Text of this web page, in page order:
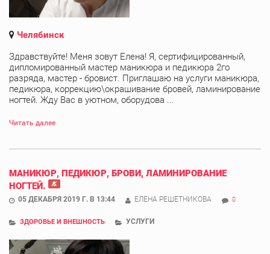
Челябинск
Здравствуйте! Меня зовут Елена! Я, сертифицированный,
дипломированный мастер маникюра и педикюра 2го
разряда, мастер - бровист. Приглашаю на услуги маникюра,
педикюра, коррекцию\окрашивание бровей, ламинирование
ногтей. Жду Вас в уютном, оборудова ...
Читать далее
МАНИКЮР, ПЕДИКЮР, БРОВИ, ЛАМИНИРОВАНИЕ
НОГТЕЙ.
05 ДЕКАБРЯ 2019 Г. В 13:44 ЕЛЕНА РЕШЕТНИКОВА 0
ЗДОРОВЬЕ И ВНЕШНОСТЬ УСЛУГИ